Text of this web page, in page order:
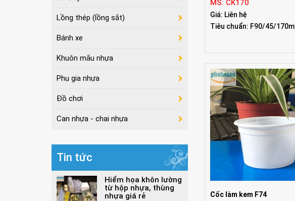
MS: CK170
Giá: Liên hệ
Tiêu chuẩn: F90/45/170ml
Cốc làm kem F74
Lồng thép (lồng sắt)
Bánh xe
Khuôn mắu nhựa
Phụ gia nhựa
Đồ chơi
Can nhựa - chai nhựa
Tin tức
Hiểm họa khôn lường
từ hộp nhựa, thùng
nhựa giá rẻ